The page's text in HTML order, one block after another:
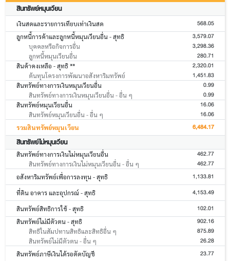
สินทรัพย์หมุนเวียน
เงินสดและรายการเทียบเท่าเงินสด 568.05
ลูกหนี้การค้าและลูกหนี้หมุนเวียนอื่น - สุทธิ 3,579.07
บุคคลหรือกิจการอื่น 3,298.36
ลูกหนี้หมุนเวียนอื่น 280.71
สินค้าคงเหลือ - สุทธิ ** 2,320.01
ต้นทุนโครงการพัฒนาอสังหาริมทรัพย์ 1,451.83
สินทรัพย์ทางการเงินหมุนเวียนอื่น 0.99
สินทรัพย์ทางการเงินหมุนเวียนอื่น - อื่น ๆ 0.99
สินทรัพย์หมุนเวียนอื่น 16.06
สินทรัพย์หมุนเวียนอื่น - อื่น ๆ 16.06
รวมสินทรัพย์หมุนเวียน 6,484.17
สินทรัพย์ไม่หมุนเวียน
สินทรัพย์ทางการเงินไม่หมุนเวียนอื่น 462.77
สินทรัพย์ทางการเงินไม่หมุนเวียนอื่น - อื่น ๆ 462.77
อสังหาริมทรัพย์เพื่อการลงทุน - สุทธิ 1,133.81
ที่ดิน อาคาร และอุปกรณ์ - สุทธิ 4,153.49
สินทรัพย์สิทธิการใช้ - สุทธิ 102.01
สินทรัพย์ไม่มีตัวตน - สุทธิ 902.16
สิทธิในสัมปทานสิทธิและสิทธิอื่น ๆ 875.89
สินทรัพย์ไม่มีตัวตน - อื่น ๆ 26.28
สินทรัพย์ภาษีเงินได้รอตัดบัญชี 23.77